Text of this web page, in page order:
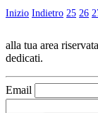
Inizio Indietro 25 26
alla tua area
dedicati.
Email